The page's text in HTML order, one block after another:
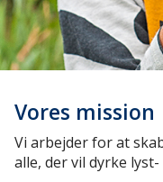
Vores mission
Vi arbejder for at
alle, der vil dyrke